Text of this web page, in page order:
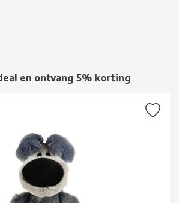
en ontvang 5% korting